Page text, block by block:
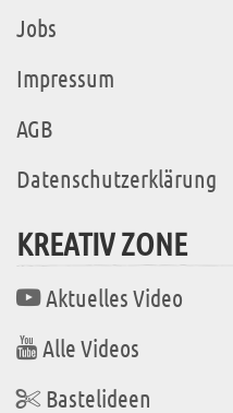
Jobs
Impressum
AGB
Datenschutzerklärung
KREATIV ZONE
Aktuelles Video
Alle Videos
Bastelideen